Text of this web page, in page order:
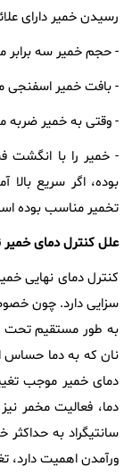
رسیدن خمیر دارای
- حجم خمیر سه برابر
- بافت خمیر اسفنجی
- وقتی به خمیر
- خمیر را با انگشت
بوده، اگر سریع بالا
تخمیر مناسب بوده
عللکنترلدمایخمیر
کنترل دمای نهایی
سزایی دارد. چون
به طور مستقیم تحت
نان که به دما حساس
دمای خمیر موجب
سانتیگراد به
ورآمدن اهمیت دارد،